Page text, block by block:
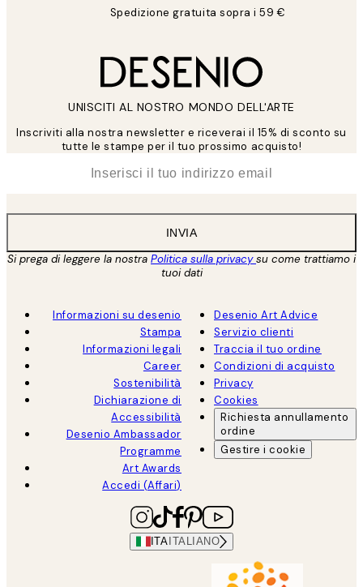
Spedizione gratuita sopra i 59 €
UNISCITI AL NOSTRO MONDO DELL'ARTE
Inscriviti alla nostra newsletter e riceverai il 15% di sconto su
tutte le stampe per il tuo prossimo acquisto!
INVIA
Si prega di leggere la nostra Politica sulla privacysu come trattiamo i
tuoi dati
Informazioni su desenio
Stampa
Informazioni legali
Career
Sostenibilità
Dichiarazione di
Accessibilità
Desenio Ambassador
Programme
Art Awards
Accedi (Affari)
Desenio Art Advice
Servizio clienti
Traccia il tuo ordine
Condizioni di acquisto
Privacy
Cookies
Richiesta annullamento
ordine
Gestire i cookie
ITA ITALIANO